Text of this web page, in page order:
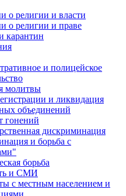
о религии и власти
о религии и праве
карантин
и полицейское
молитвы
и ликвидация
объединений
гонений
дискриминация
и борьба с
борьба
и СМИ
с местным населением и